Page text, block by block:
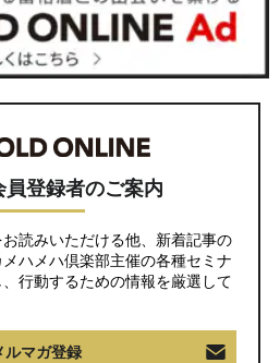
員登録者のご案内
読みいただける他、新着記事の
ハメハ倶楽部主催の各種セミナ
行動するための情報を厳選して
ルマガ登録